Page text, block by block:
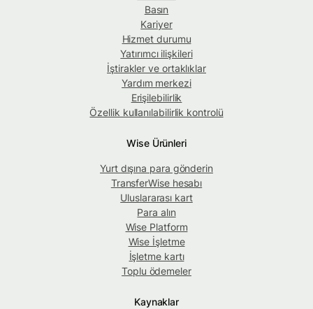
Basın
Kariyer
Hizmet durumu
Yatırımcı ilişkileri
İştirakler ve ortaklıklar
Yardım merkezi
Erişilebilirlik
Özellik kullanılabilirlik kontrolü
Wise Ürünleri
Yurt dışına para gönderin
TransferWise hesabı
Uluslararası kart
Para alın
Wise Platform
Wise İşletme
İşletme kartı
Toplu ödemeler
Kaynaklar